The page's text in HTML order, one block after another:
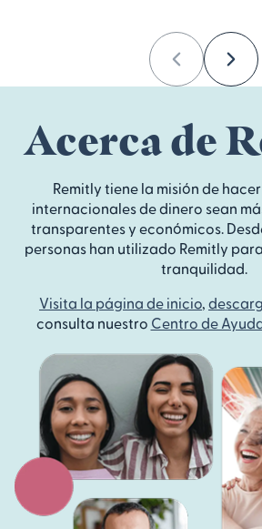
PreviousNext
Acerca de
Remitly tiene la misión de
internacionales de dinero sean
transparentes y económicos.
personas han utilizado Remitly
tranquilidad.
Visita la página de inicio
consulta nuestro Centro de